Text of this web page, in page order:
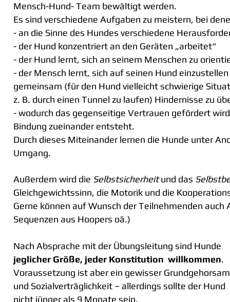
Mensch-Hund- Team bewältigt werden.
Es sind verschiedene Aufgaben zu meistern, bei
- an die Sinne des Hundes verschiedene
- der Hund konzentriert an den Geräten „arbeitet“
- der Hund lernt, sich an seinem Menschen zu
- der Mensch lernt, sich auf seinen Hund
gemeinsam (für den Hund vielleicht schwierige
z. B. durch einen Tunnel zu laufen) Hindernisse zu
- wodurch das gegenseitige Vertrauen gefördert
Bindung zueinander entsteht.
Durch dieses Miteinander lernen die Hunde unter
Umgang.
Außerdem wird die Selbstsicherheitund das
Gleichgewichtssinn, die Motorik und die
Gerne können auf Wunsch der Teilnehmenden
Sequenzen aus Hoopers oä.)
Nach Absprache mit der Übungsleitung sind Hunde
jeglicher Größe, jeder Konstitution willkommen.
Voraussetzung ist aber ein gewisser Grundgehorsam
und Sozialverträglichkeit – allerdings sollte der Hund
nicht jünger als 9 Monate sein.